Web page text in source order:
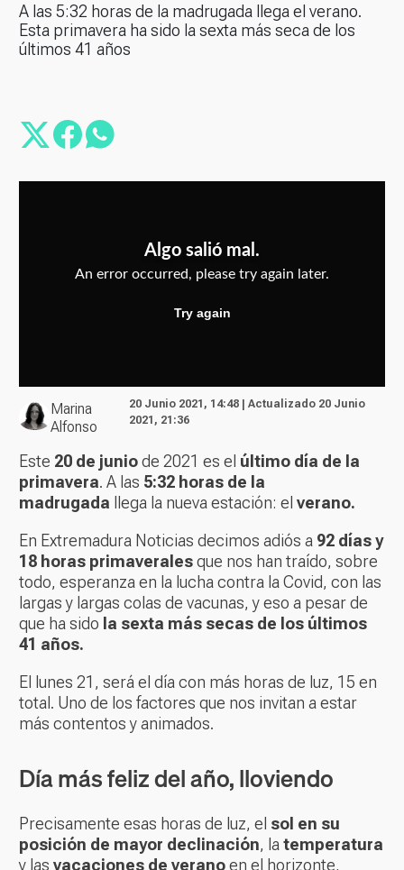
A las 5:32 horas de la madrugada llega el verano.
Esta primavera ha sido la sexta más seca de los
últimos 41 años
Marina
Alfonso
20 Junio 2021, 14:48 | Actualizado 20 Junio
2021, 21:36
Este 20 de juniode 2021 es el último día de la
primavera. A las 5:32 horas de la
madrugada llega la nueva estación: el verano.
En Extremadura Noticias decimos adiós a 92 días y
18 horas primaveralesque nos han traído, sobre
todo, esperanza en la lucha contra la Covid, con las
largas y largas colas de vacunas, y eso a pesar de
que ha sido la sexta más secas de los últimos
41 años.
El lunes 21, será el día con más horas de luz, 15 en
total. Uno de los factores que nos invitan a estar
más contentos y animados.
Día más feliz del año, lloviendo
Precisamente esas horas de luz, el sol en su
posición de mayor declinación, la temperatura
y las vacaciones de veranoen el horizonte,